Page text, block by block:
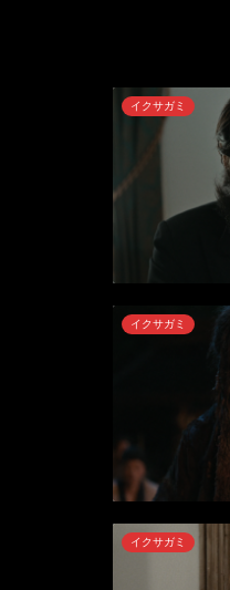
イクサガミ
イクサガミ
イクサガミ